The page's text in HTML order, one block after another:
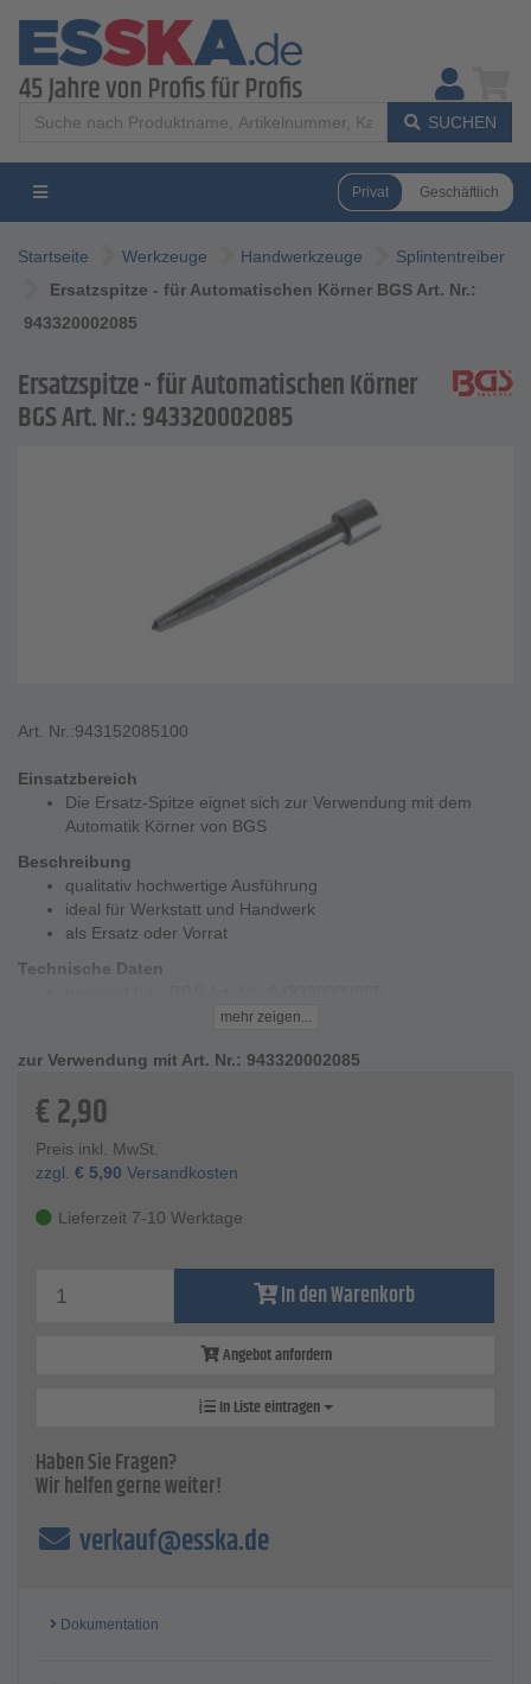
SUCHEN
Privat Geschäftlich
Startseite Werkzeuge Handwerkzeuge
Splintentreiber
Ersatzspitze - für Automatischen Körner BGS Art. Nr.:
943320002085
Ersatzspitze - für Automatischen Körner
BGS Art. Nr.: 943320002085
Art. Nr.:943152085100
Einsatzbereich
Die Ersatz-Spitze eignet sich zur Verwendung mit dem
Automatik Körner von BGS
Beschreibung
qualitativ hochwertige Ausführung
ideal für Werkstatt und Handwerk
als Ersatz oder Vorrat
Technische Daten
mehr zeigen...
zur Verwendung mit Art. Nr.: 943320002085
€2,90
Preis inkl. MwSt.
zzgl. € 5,90 Versandkosten
Lieferzeit 7-10 Werktage
In den Warenkorb
Angebot anfordern
In Liste eintragen
Haben Sie Fragen?
Wir helfen gerne weiter!
verkauf@esska.de
Dokumentation